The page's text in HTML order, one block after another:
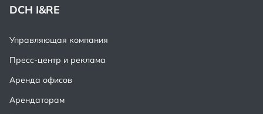
DCH I&RE
Управляющая компания
Пресс-центр и реклама
Аренда офисов
Арендаторам